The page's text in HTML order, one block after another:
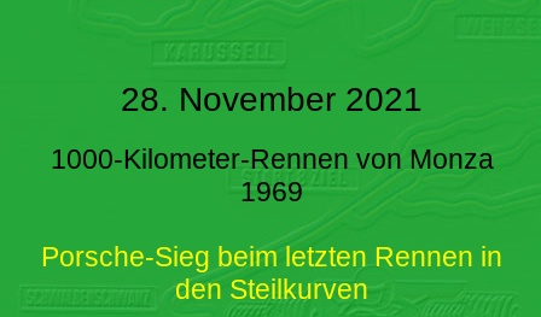
28. November 2021
1000-Kilometer-Rennen von Monza
1969
Porsche-Sieg beim letzten Rennen in
den Steilkurven